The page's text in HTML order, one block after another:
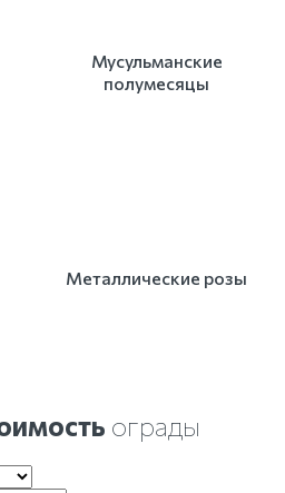
Мусульманские
полумесяцы
Металлические розы
ограды